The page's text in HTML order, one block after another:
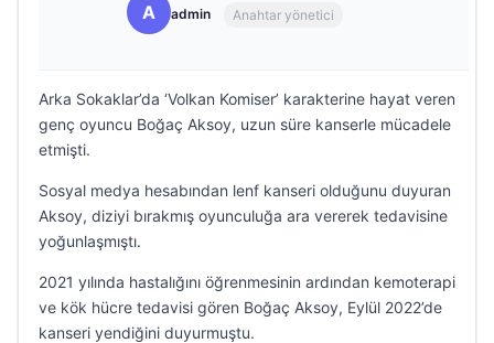
A admin Anahtar yönetici
Arka Sokaklar’da ‘Volkan Komiser’ karakterine hayat veren
genç oyuncu Boğaç Aksoy, uzun süre kanserle mücadele
etmişti.
Sosyal medya hesabından lenf kanseri olduğunu duyuran
Aksoy, diziyi bırakmış oyunculuğa ara vererek tedavisine
yoğunlaşmıştı.
2021 yılında hastalığını öğrenmesinin ardından kemoterapi
ve kök hücre tedavisi gören Boğaç Aksoy, Eylül 2022’de
kanseri yendiğini duyurmuştu.